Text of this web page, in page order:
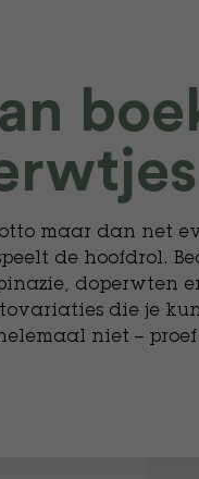
maar dan net
de hoofdrol.
doperwten
die je
niet – proef